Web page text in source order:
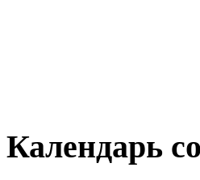
Календарь